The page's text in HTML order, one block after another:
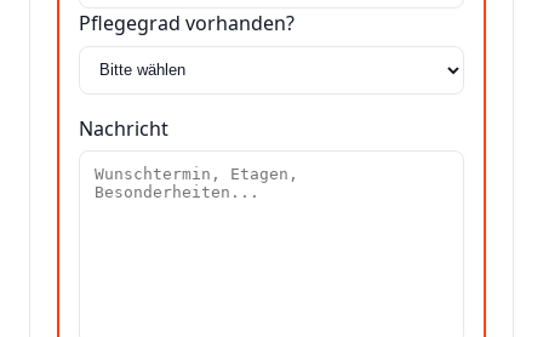
Pflegegrad vorhanden?
Nachricht